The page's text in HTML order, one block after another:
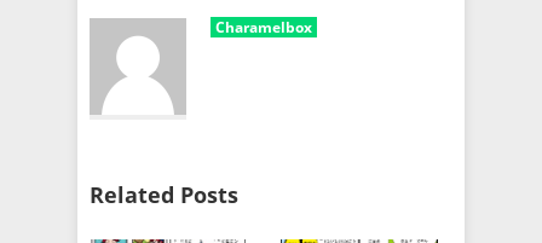
Charamelbox
Related Posts